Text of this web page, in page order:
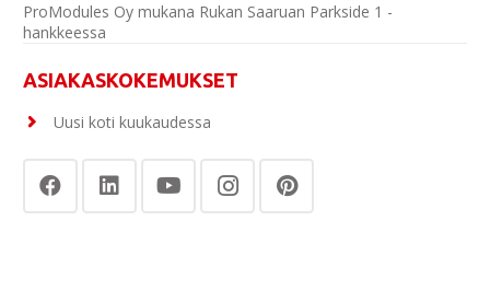
ProModules Oy mukana Rukan Saaruan Parkside 1 -
hankkeessa
ASIAKASKOKEMUKSET
Uusi koti kuukaudessa